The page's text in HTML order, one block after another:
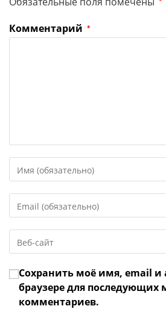
Комментарий *
свое
или
имя
чтобы
прокомментировать
свой
адрес,
чтобы
URL
веб-
сайта
(необязательно)
Сохранить моё имя, email и
браузере для последующих
комментариев.